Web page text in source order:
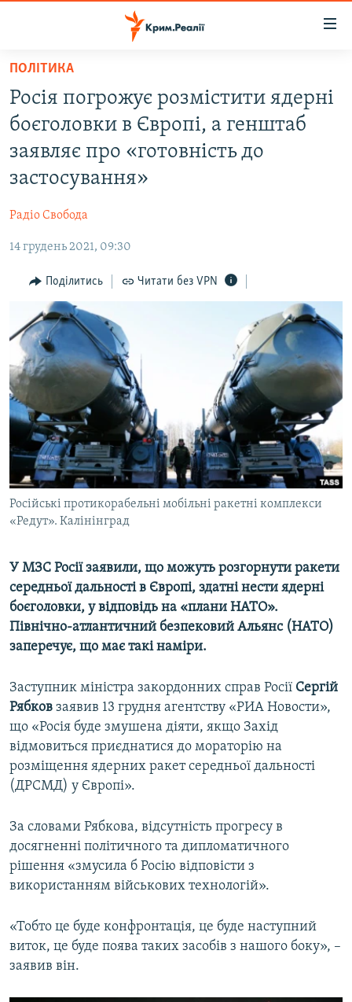
Перейти
основного
матеріалу
до
основної
Перейти
до
ВОДА.КРИМ
ПОГЛЯД
ІНТЕРВ'Ю
ВСЕ ЗА ДЕНЬ
СПЕЦПРОЕКТИ
ДЕПОРТАЦІЯ
ВІДЕОУРОКИ «ELIFBE»
СВІДЧЕННЯ ОКУПАЦІЇ
УКРАЇНСЬКА ПРОБЛЕМА КРИМУ
ІНФОГРАФІКА
ЯК ОБІЙТИ БЛОКУВАННЯ
Русский
Qırımtatar
ДОЛУЧАЙСЯ!
Усі сайти RFE/RL
ПОЛІТИКА
Росія погрожує розмістити ядерні
боєголовки в Європі, а генштаб
заявляє про «готовність до
застосування»
Радіо Свобода
14 грудень 2021, 09:30
Поділитись Читати без VPN
Російські протикорабельні мобільні ракетні комплекси
«Редут». Калінінград
У МЗС Росії заявили, що можуть розгорнути ракети
середньої дальності в Європі, здатні нести ядерні
боєголовки, у відповідь на «плани НАТО».
Північно-атлантичний безпековий Альянс (НАТО)
заперечує, що має такі наміри.
Заступник міністра закордонних справ Росії Сергій
Рябков заявив 13 грудня агентству «РИА Новости»,
що «Росія буде змушена діяти, якщо Захід
відмовиться приєднатися до мораторію на
розміщення ядерних ракет середньої дальності
(ДРСМД) у Європі».
За словами Рябкова, відсутність прогресу в
досягненні політичного та дипломатичного
рішення «змусила б Росію відповісти з
використанням військових технологій».
«Тобто це буде конфронтація, це буде наступний
виток, це буде поява таких засобів з нашого боку», –
заявив він.